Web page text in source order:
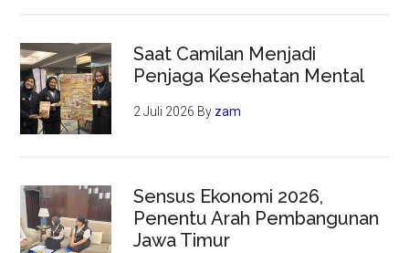
Saat Camilan Menjadi
Penjaga Kesehatan Mental
2 Juli 2026 By zam
Sensus Ekonomi 2026,
Penentu Arah Pembangunan
Jawa Timur